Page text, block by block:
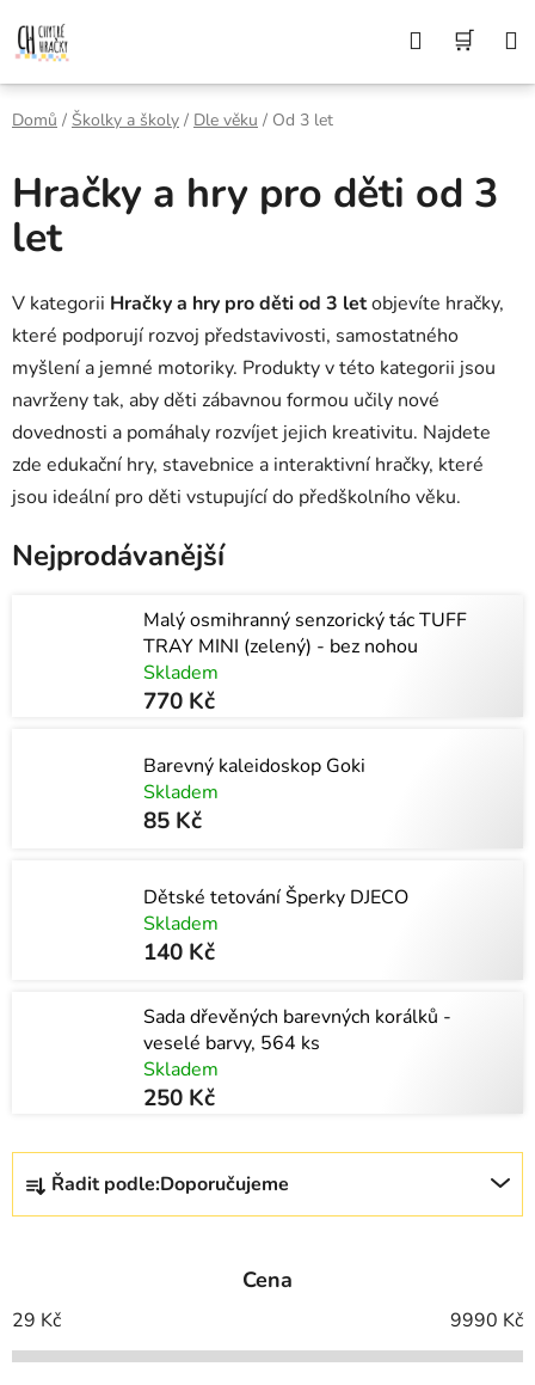
na
obsah
Z DŮVODU DOVOLENÉ BUDEME VAŠE
OBJEDNÁVKY ODESÍLAT AŽ 10. 8. DĚKUJEME
ZA POCHOPENÍ A PŘEJEME KRÁSNÉ LÉTO🌞
Hledat
Domů / Školky a školy / Dle věku / Od 3 let
Hračky a hry pro děti od 3
let
V kategorii Hračky a hry pro děti od 3 letobjevíte hračky,
které podporují rozvoj představivosti, samostatného
myšlení a jemné motoriky. Produkty v této kategorii jsou
navrženy tak, aby děti zábavnou formou učily nové
dovednosti a pomáhaly rozvíjet jejich kreativitu. Najdete
zde edukační hry, stavebnice a interaktivní hračky, které
jsou ideální pro děti vstupující do předškolního věku.
Nejprodávanější
Malý osmihranný senzorický tác TUFF
TRAY MINI (zelený) - bez nohou
Skladem
770 Kč
Barevný kaleidoskop Goki
Skladem
85 Kč
Dětské tetování Šperky DJECO
Skladem
140 Kč
Sada dřevěných barevných korálků -
veselé barvy, 564 ks
Skladem
250 Kč
Ř
z
í
p
Řadit podle:Doporučujeme
Cena
29 Kč 9990 Kč